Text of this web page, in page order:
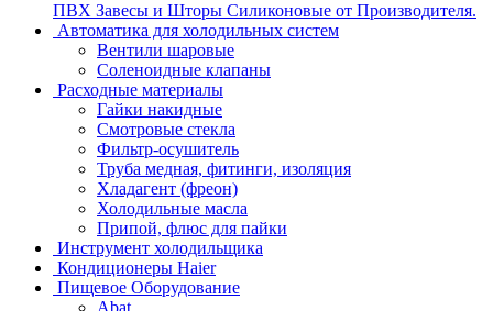
ПВХ Завесы и Шторы Силиконовые от Производителя.
Автоматика для холодильных систем
Вентили шаровые
Соленоидные клапаны
Расходные материалы
Гайки накидные
Смотровые стекла
Фильтр-осушитель
Труба медная, фитинги, изоляция
Хладагент (фреон)
Холодильные масла
Припой, флюс для пайки
Инструмент холодильщика
Кондиционеры Haier
Пищевое Оборудование
Abat